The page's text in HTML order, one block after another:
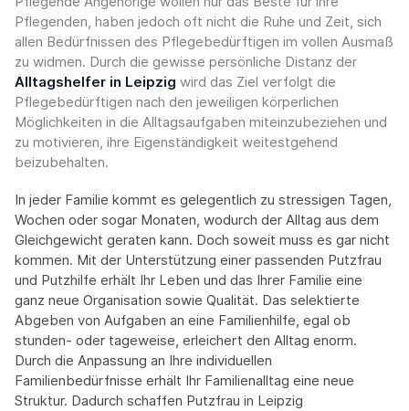
Pflegenden, haben jedoch oft nicht die Ruhe und Zeit, sich
allen Bedürfnissen des Pflegebedürftigen im vollen Ausmaß
zu widmen. Durch die gewisse persönliche Distanz der
Alltagshelfer in Leipzig wird das Ziel verfolgt die
Pflegebedürftigen nach den jeweiligen körperlichen
Möglichkeiten in die Alltagsaufgaben miteinzubeziehen und
zu motivieren, ihre Eigenständigkeit weitestgehend
beizubehalten.
In jeder Familie kommt es gelegentlich zu stressigen Tagen,
Wochen oder sogar Monaten, wodurch der Alltag aus dem
Gleichgewicht geraten kann. Doch soweit muss es gar nicht
kommen. Mit der Unterstützung einer passenden Putzfrau
und Putzhilfe erhält Ihr Leben und das Ihrer Familie eine
ganz neue Organisation sowie Qualität. Das selektierte
Abgeben von Aufgaben an eine Familienhilfe, egal ob
stunden- oder tageweise, erleichert den Alltag enorm.
Durch die Anpassung an Ihre individuellen
Familienbedürfnisse erhält Ihr Familienalltag eine neue
Struktur. Dadurch schaffen Putzfrau in Leipzig